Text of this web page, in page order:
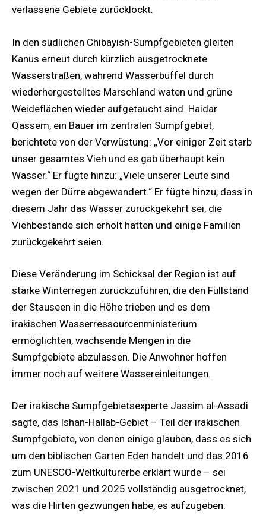
verlassene Gebiete zurücklockt.
In den südlichen Chibayish-Sumpfgebieten gleiten
Kanus erneut durch kürzlich ausgetrocknete
Wasserstraßen, während Wasserbüffel durch
wiederhergestelltes Marschland waten und grüne
Weideflächen wieder aufgetaucht sind. Haidar
Qassem, ein Bauer im zentralen Sumpfgebiet,
berichtete von der Verwüstung: „Vor einiger Zeit starb
unser gesamtes Vieh und es gab überhaupt kein
Wasser.“ Er fügte hinzu: „Viele unserer Leute sind
wegen der Dürre abgewandert.“ Er fügte hinzu, dass in
diesem Jahr das Wasser zurückgekehrt sei, die
Viehbestände sich erholt hätten und einige Familien
zurückgekehrt seien.
Diese Veränderung im Schicksal der Region ist auf
starke Winterregen zurückzuführen, die den Füllstand
der Stauseen in die Höhe trieben und es dem
irakischen Wasserressourcenministerium
ermöglichten, wachsende Mengen in die
Sumpfgebiete abzulassen. Die Anwohner hoffen
immer noch auf weitere Wassereinleitungen.
Der irakische Sumpfgebietsexperte Jassim al-Assadi
sagte, das ⁠Ishan-Hallab-Gebiet – Teil der irakischen
Sumpfgebiete, von denen einige glauben, dass es sich
um den biblischen Garten Eden handelt und das 2016
zum UNESCO-Weltkulturerbe erklärt wurde – sei
zwischen 2021 und 2025 vollständig ausgetrocknet,
was die Hirten gezwungen habe, es aufzugeben.